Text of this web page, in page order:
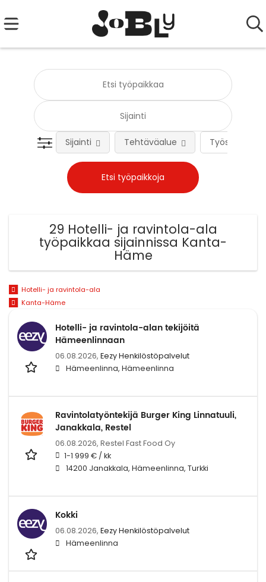
Työsuhteen
Sijainti Tehtäväalue
29 Hotelli- ja ravintola-ala
työpaikkaa sijainnissa Kanta-
Häme
Hotelli- ja ravintola-ala
Kanta-Häme
Hotelli- ja ravintola-alan tekijöitä
Hämeenlinnaan
06.08.2026, Eezy Henkilöstöpalvelut
Hämeenlinna, Hämeenlinna
Ravintolatyöntekijä Burger King Linnatuuli,
Janakkala, Restel
06.08.2026, Restel Fast Food Oy
1-1 999 € / kk
14200 Janakkala, Hämeenlinna, Turkki
Kokki
06.08.2026, Eezy Henkilöstöpalvelut
Hämeenlinna